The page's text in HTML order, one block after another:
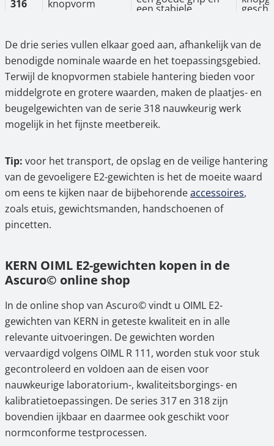
316 knopvorm een stabiele
ijkbaar
KERN
317
Cilindrische
knopvorm
Voor kleinere
gewichtsbereiken in
laboratoria en
kwaliteitscontrole,
dezelfde constructie
als 316, maar met
andere
gewichtsverdelingen
Fijnere
318
Plaatvormen &
geometrische
beugelgewichten
Voor zeer kleine
nominale waarden
(mg–g), waarbij een
platte vorm of
duidelijke geometrie
noodzakelijk is
en
De drie series vullen elkaar goed aan, afhankelijk van de
benodigde nominale waarde en het toepassingsgebied.
Terwijl de knopvormen stabiele hantering bieden voor
middelgrote en grotere waarden, maken de plaatjes- en
beugelgewichten van de serie 318 nauwkeurig werk
mogelijk in het fijnste meetbereik.
Tip: voor het transport, de opslag en de veilige hantering
van de gevoeligere E2-gewichten is het de moeite waard
om eens te kijken naar de bijbehorendeaccessoires,
zoals etuis, gewichtsmanden, handschoenen of
pincetten.
KERN OIML E2-gewichten kopen in de
Ascuro© online shop
In de online shop van Ascuro© vindt u OIML E2-
gewichten van KERN in geteste kwaliteit en in alle
relevante uitvoeringen. De gewichten worden
vervaardigd volgens OIML R 111, worden stuk voor stuk
gecontroleerd en voldoen aan de eisen voor
nauwkeurige laboratorium-, kwaliteitsborgings- en
kalibratietoepassingen. De series 317 en 318 zijn
bovendien ijkbaar en daarmee ook geschikt voor
normconforme testprocessen.